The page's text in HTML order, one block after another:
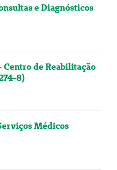
e Diagnósticos
Centro de Reabilitação
8)
Médicos